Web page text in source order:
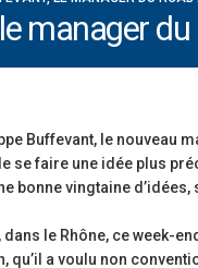
manager
Buffevant, le nouveau
se faire une idée plus
vingtaine d’idées,
le Rhône, ce week-
a voulu non
se distingue en finale de
+35 des « 5glés » vice-